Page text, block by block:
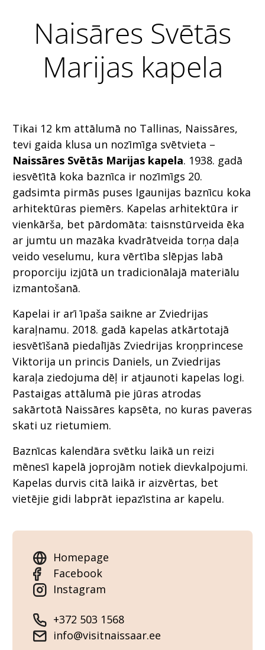
Naisāres Svētās
Marijas kapela
Tikai 12 km attālumā no Tallinas, Naissāres,
tevi gaida klusa un nozīmīga svētvieta –
Naissāres Svētās Marijas kapela. 1938. gadā
iesvētītā koka baznīca ir nozīmīgs 20.
gadsimta pirmās puses Igaunijas baznīcu koka
arhitektūras piemērs. Kapelas arhitektūra ir
vienkārša, bet pārdomāta: taisnstūrveida ēka
ar jumtu un mazāka kvadrātveida torņa daļa
veido veselumu, kura vērtība slēpjas labā
proporciju izjūtā un tradicionālajā materiālu
izmantošanā.
Kapelai ir arī īpaša saikne ar Zviedrijas
karaļnamu. 2018. gadā kapelas atkārtotajā
iesvētīšanā piedalījās Zviedrijas kroņprincese
Viktorija un princis Daniels, un Zviedrijas
karaļa ziedojuma dēļ ir atjaunoti kapelas logi.
Pastaigas attālumā pie jūras atrodas
sakārtotā Naissāres kapsēta, no kuras paveras
skati uz rietumiem.
Baznīcas kalendāra svētku laikā un reizi
mēnesī kapelā joprojām notiek dievkalpojumi.
Kapelas durvis citā laikā ir aizvērtas, bet
vietējie gidi labprāt iepazīstina ar kapelu.
Homepage
Facebook
Instagram
+372 503 1568
info@visitnaissaar.ee